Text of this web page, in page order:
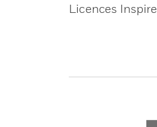
Licences Inspire